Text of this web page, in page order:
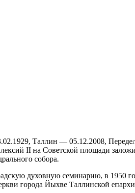
Таллин — 05.12.2008,
II на Советской площади
собора.
духовную семинарию, в 1950
города Йыхве Таллинской